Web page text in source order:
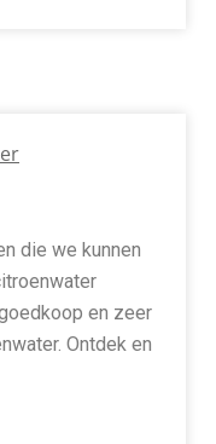
die we kunnen
en zeer
Ontdek en